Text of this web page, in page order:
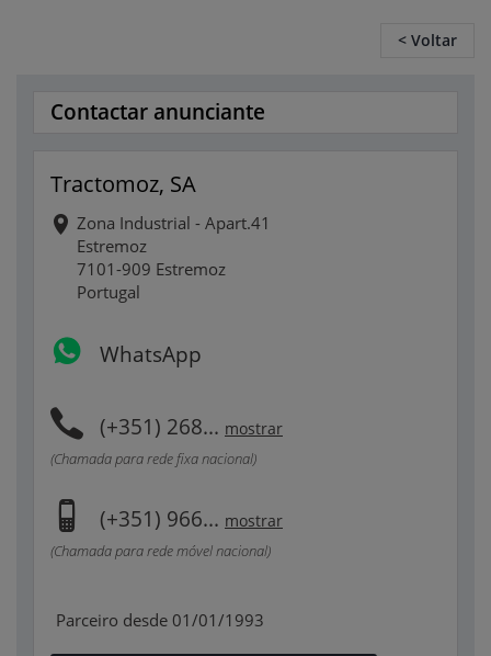
< Voltar
Contactar anunciante
Tractomoz, SA
Zona Industrial - Apart.41
Estremoz
7101-909 Estremoz
Portugal
WhatsApp
(+351) 268... mostrar
(Chamada para rede fixa nacional)
(+351) 966... mostrar
(Chamada para rede móvel nacional)
Parceiro desde 01/01/1993